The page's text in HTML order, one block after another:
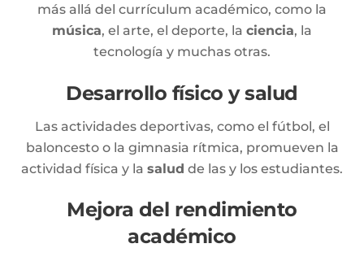
más allá del currículum académico, como la
música, el arte, el deporte, la ciencia, la
tecnología y muchas otras.
Desarrollo físico y salud
Las actividades deportivas, como el fútbol, el
baloncesto o la gimnasia rítmica, promueven la
actividad física y la salud de las y los estudiantes.
Mejora del rendimiento
académico